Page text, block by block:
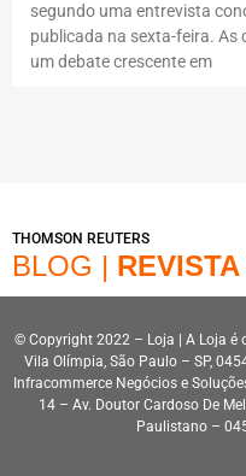
segundo uma entrevista
publicada na sexta-feira. As
um debate crescente em
THOMSON REUTERS
BLOG |
© Copyright 2022 – Loja | A Loja é
Vila Olímpia, São Paulo – SP,
Infracommerce Negócios e
14 – Av. Doutor Cardoso De
Paulistano –